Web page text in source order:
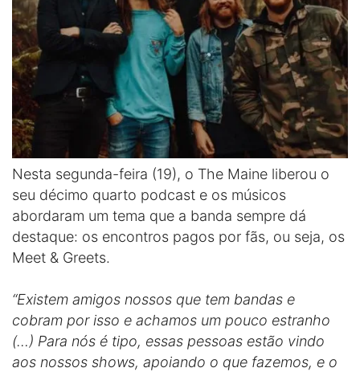
Nesta segunda-feira (19), o The Maine liberou o
seu décimo quarto podcast e os músicos
abordaram um tema que a banda sempre dá
destaque: os encontros pagos por fãs, ou seja, os
Meet & Greets.
“Existem amigos nossos que tem bandas e
cobram por isso e achamos um pouco estranho
(…) Para nós é tipo, essas pessoas estão vindo
aos nossos shows, apoiando o que fazemos, e o